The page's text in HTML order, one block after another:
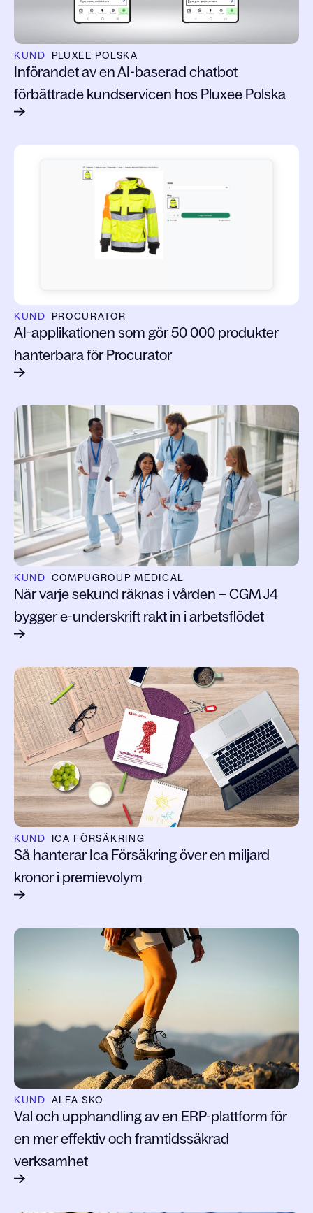
KUND PLUXEE POLSKA
Införandet av en AI-baserad chatbot
förbättrade kundservicen hos Pluxee Polska
KUND PROCURATOR
AI-applikationen som gör 50 000 produkter
hanterbara för Procurator
KUND COMPUGROUP MEDICAL
När varje sekund räknas i vården – CGM J4
bygger e-underskrift rakt in i arbetsflödet
KUND ICA FÖRSÄKRING
Så hanterar Ica Försäkring över en miljard
kronor i premievolym
KUND ALFA SKO
Val och upphandling av en ERP-plattform för
en mer effektiv och framtidssäkrad
verksamhet